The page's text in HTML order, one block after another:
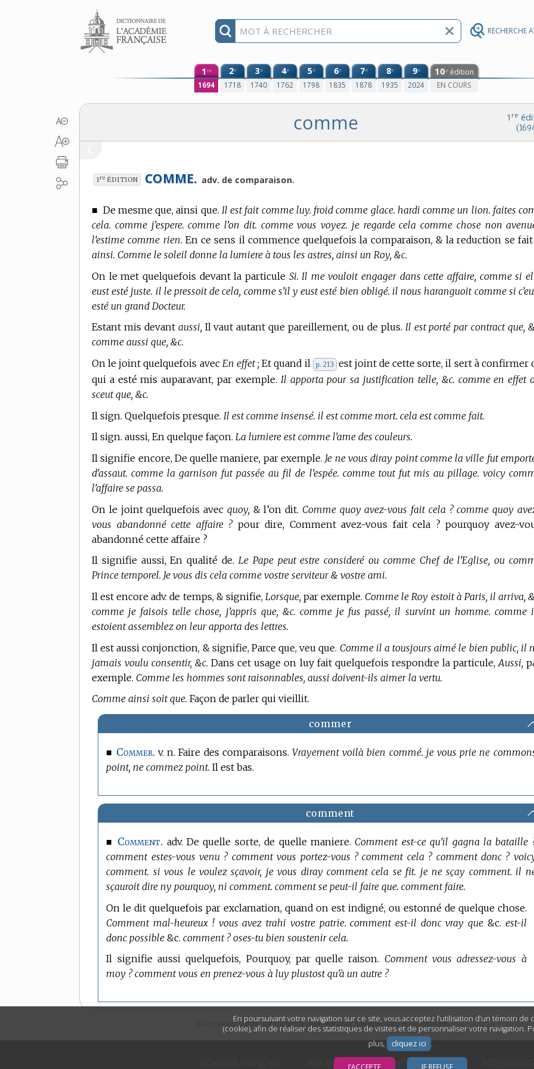
En poursuivant votre navigation sur ce site, vous acceptez l’utilisation d’un témoin de
(cookie), afin de réaliser des statistiques de visites et de personnaliser votre navigation.
plus,
cliquez ici .
J’ACCEPTE JE REFUSE
RECHERCHE
Aller au contenu
1 re
1694
2e
1718
3e
1740
4e
1762
5e
1798
6e
1835
7e
1878
8e
1935
9e
2024
10e édition
EN COURS
1 re
comme
1re ÉDITION COMME. adv. de comparaison.
■ De mesme que, ainsi que. Il est fait comme luy. froid comme glace. hardi comme un lion. faites
cela. comme j’espere. comme l’on dit. comme vous voyez. je regarde cela comme chose non
l’estime comme rien. En ce sens il commence quelquefois la comparaison, & la reduction se
ainsi. Comme le soleil donne la lumiere à tous les astres, ainsi un Roy, &c.
On le met quelquefois devant la particule Si. Il me vouloit engager dans cette affaire, comme si
eust esté juste. il le pressoit de cela, comme s’il y eust esté bien obligé. il nous haranguoit comme si
esté un grand Docteur.
Estant mis devant aussi,Il vaut autant que pareillement, ou de plus. Il est porté par contract que,
comme aussi que, &c.
On le joint quelquefois avec En effet ; Et quand il p. 213 est joint de cette sorte, il sert à confirmer
qui a esté mis auparavant, par exemple. Il apporta pour sa justification telle, &c. comme en effet
sceut que, &c.
Il sign. Quelquefois presque. Il est comme insensé. il est comme mort. cela est comme fait.
Il sign. aussi, En quelque façon. La lumiere est comme l’ame des couleurs.
Il signifie encore, De quelle maniere, par exemple. Je ne vous diray point comme la ville fut
d’assaut. comme la garnison fut passée au fil de l’espée. comme tout fut mis au pillage. voicy
l’affaire se passa.
On le joint quelquefois avec quoy, & l’on dit. Comme quoy avez-vous fait cela ? comme quoy
vous abandonné cette affaire ?pour dire, Comment avez-vous fait cela ? pourquoy avez-
abandonné cette affaire ?
Il signifie aussi, En qualité de. Le Pape peut estre consideré ou comme Chef de l’Eglise, ou
Prince temporel. Je vous dis cela comme vostre serviteur & vostre ami.
Il est encore adv. de temps, & signifie, Lorsque, par exemple. Comme le Roy estoit à Paris, il arriva,
comme je faisois telle chose, j’appris que, &c. comme je fus passé, il survint un homme. comme
estoient assemblez on leur apporta des lettres.
Il est aussi conjonction, & signifie, Parce que, veu que. Comme il a tousjours aimé le bien public, il
jamais voulu consentir, &c. Dans cet usage on luy fait quelquefois respondre la particule, Aussi,
exemple. Comme les hommes sont raisonnables, aussi doivent-ils aimer la vertu.
Comme ainsi soit que. Façon de parler qui vieillit.
commer
■ Commer. v. n. Faire des comparaisons.Vrayement voilà bien commé. je vous prie ne
point, ne commez point. Il est bas.
comment
■ Comment. adv. De quelle sorte, de quelle maniere. Comment est-ce qu’il gagna la bataille
comment estes-vous venu ? comment vous portez-vous ? comment cela ? comment donc ?
comment. si vous le voulez sçavoir, je vous diray comment cela se fit. je ne sçay comment. il
sçauroit dire ny pourquoy, ni comment. comment se peut-il faire que. comment faire.
On le dit quelquefois par exclamation, quand on est indigné, ou estonné de quelque chose.
Comment mal-heureux ! vous avez trahi vostre patrie. comment est-il donc vray que &c. est-il
donc possible &c.comment ? oses-tu bien soustenir cela.
Il signifie aussi quelquefois, Pourquoy, par quelle raison. Comment vous adressez-vous à
moy ? comment vous en prenez-vous à luy plustost qu’à un autre ?
Vous pouvez cliquer sur n’importe quel mot pour naviguer dans le dictionnaire.
AIDE EN LIGNE MENTIONS LÉGALES